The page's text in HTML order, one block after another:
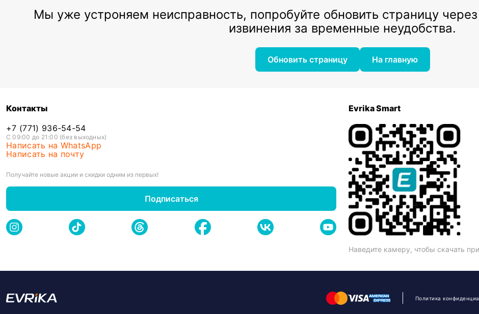
Мы уже устроняем неисправность, попробуйте обновить страницу
извинения за временные неудобства.
Обновить страницу На главную
Контакты
+7 (771) 936-54-54
С 09:00 до 21:00 (без выходных)
Написать на WhatsApp
Написать на почту
Получайте новые акции и скидки одним из первых!
Подписаться
Evrika Smart
Наведите камеру, чтобы скачать
Политика